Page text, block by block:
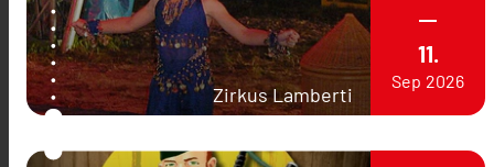
Zirkus Lamberti
11.
Sep 2026